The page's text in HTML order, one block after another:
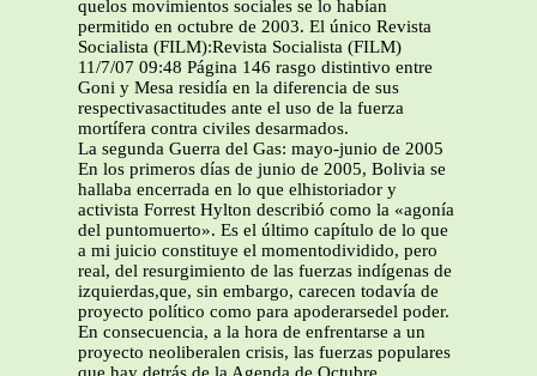
quelos movimientos sociales se lo habían
permitido en octubre de 2003. El único Revista
Socialista (FILM):Revista Socialista (FILM)
11/7/07 09:48 Página 146 rasgo distintivo entre
Goni y Mesa residía en la diferencia de sus
respectivasactitudes ante el uso de la fuerza
mortífera contra civiles desarmados.
La segunda Guerra del Gas: mayo-junio de 2005
En los primeros días de junio de 2005, Bolivia se
hallaba encerrada en lo que elhistoriador y
activista Forrest Hylton describió como la «agonía
del puntomuerto». Es el último capítulo de lo que
a mi juicio constituye el momentodividido, pero
real, del resurgimiento de las fuerzas indígenas de
izquierdas,que, sin embargo, carecen todavía de
proyecto político como para apoderarsedel poder.
En consecuencia, a la hora de enfrentarse a un
proyecto neoliberalen crisis, las fuerzas populares